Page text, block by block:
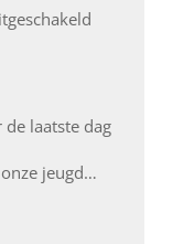
de laatste dag
jeugd…